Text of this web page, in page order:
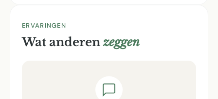
ERVARINGEN
Wat anderenzeggen